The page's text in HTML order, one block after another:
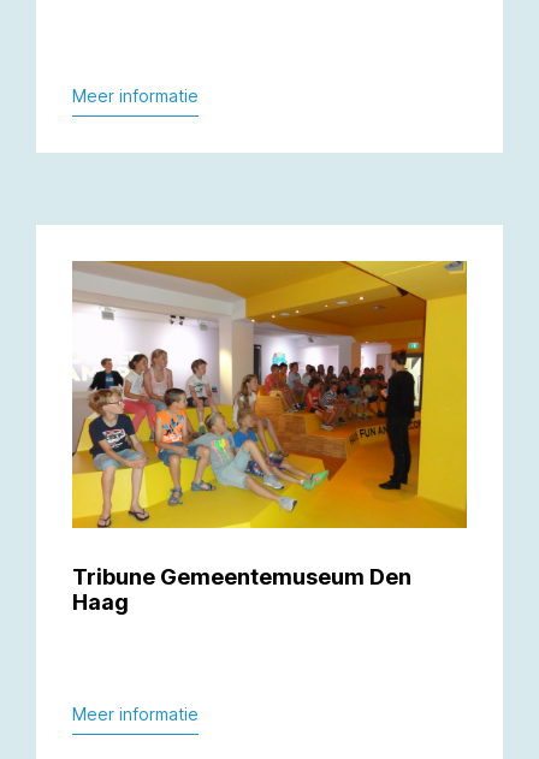
Meer informatie
Tribune Gemeentemuseum Den
Haag
Meer informatie